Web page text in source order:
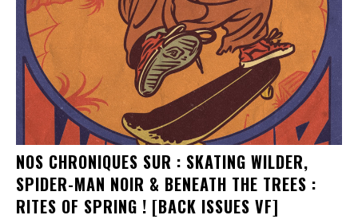
NOS CHRONIQUES SUR : SKATING WILDER,
SPIDER-MAN NOIR & BENEATH THE TREES :
RITES OF SPRING ! [BACK ISSUES VF]